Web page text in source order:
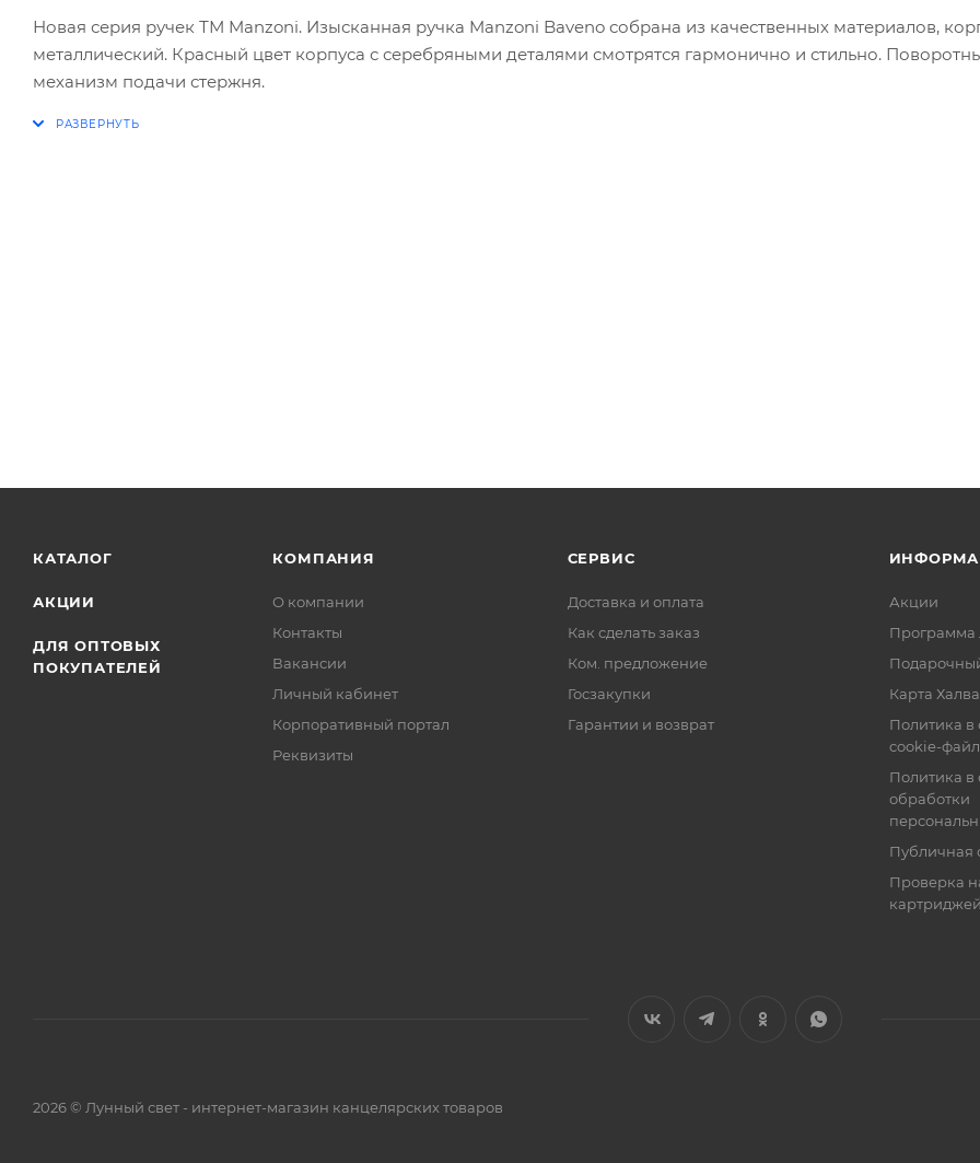
Новая серия ручек ТМ Manzoni. Изысканная ручка Manzoni Baveno собрана из качественных материалов,
металлический. Красный цвет корпуса с серебряными деталями смотрятся гармонично и стильно.
механизм подачи стержня.
КАТАЛОГ
АКЦИИ
ДЛЯ ОПТОВЫХ
ПОКУПАТЕЛЕЙ
КОМПАНИЯ
О компании
Контакты
Вакансии
Личный кабинет
Корпоративный портал
Реквизиты
СЕРВИС
Доставка и оплата
Как сделать заказ
Ком. предложение
Госзакупки
Гарантии и возврат
Акции
Программа
Карта Халва
Политика
cookie-
Политика
обработки
Публичная
Проверка
2026 © Лунный свет - интернет-магазин канцелярских товаров